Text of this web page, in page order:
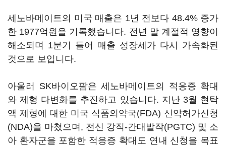
세노바메이트의 미국 매출은 1년 전보다 48.4% 증가
한 1977억원을 기록했습니다. 전년 말 계절적 영향이
해소되며 1분기 들어 매출 성장세가 다시 가속화된
것으로 보입니다.
아울러 SK바이오팜은 세노바메이트의 적응증 확대
와 제형 다변화를 추진하고 있습니다. 지난 3월 현탁
액 제형에 대한 미국 식품의약국(FDA) 신약허가신청
(NDA)을 마쳤으며, 전신 강직-간대발작(PGTC) 및 소
아 환자군을 포함한 적응증 확대도 연내 신청을 목표